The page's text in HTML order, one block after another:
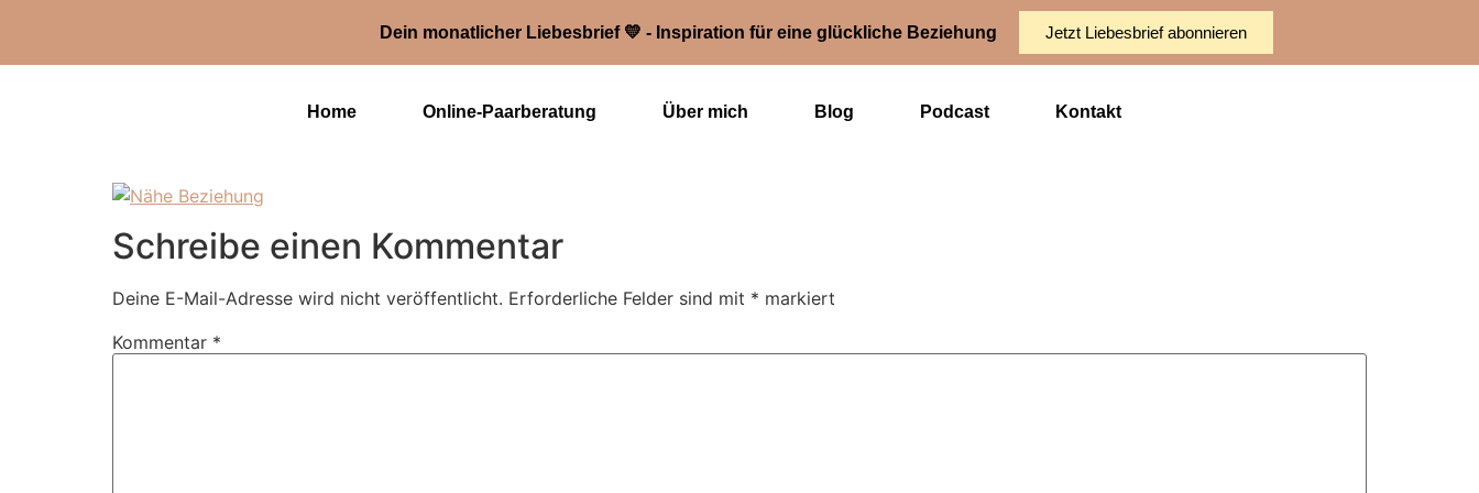
Dein monatlicher Liebesbrief 💛 - Inspiration für eine glückliche Beziehung Jetzt Liebesbrief abonnieren
Home Online-Paarberatung Über mich Blog Podcast Kontakt
Schreibe einen Kommentar
Deine E-Mail-Adresse wird nicht veröffentlicht. Erforderliche Felder sind mit * markiert
Kommentar *